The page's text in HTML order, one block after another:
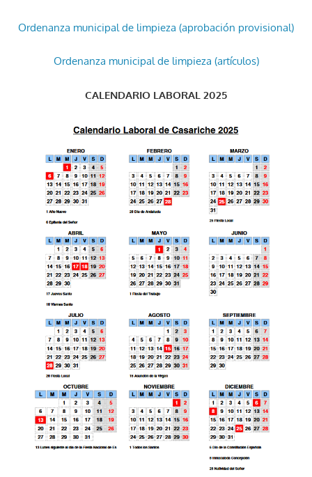
Ordenanza municipal de limpieza (aprobación provisional)
Ordenanza municipal de limpieza (artículos)
CALENDARIO LABORAL 2025